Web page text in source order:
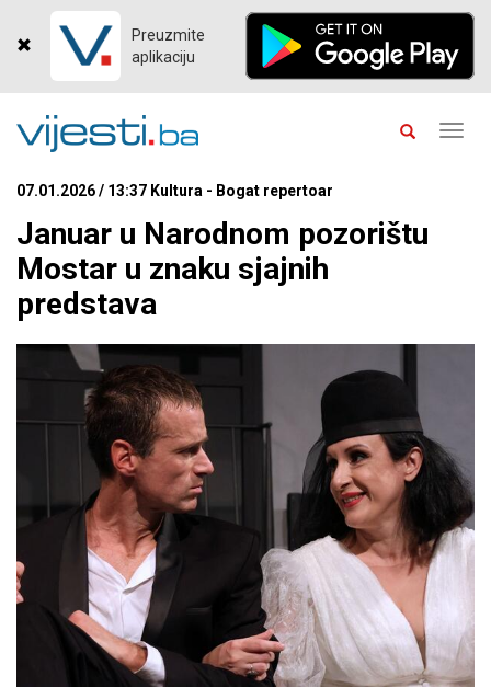
Preuzmite
aplikaciju
07.01.2026 / 13:37 Kultura - Bogat repertoar
Januar u Narodnom pozorištu
Mostar u znaku sjajnih
predstava